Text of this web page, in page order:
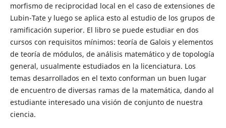
morfismo de reciprocidad local en el caso de extensiones de
Lubin-Tate y luego se aplica esto al estudio de los grupos de
ramificación superior. El libro se puede estudiar en dos
cursos con requisitos mínimos: teoría de Galois y elementos
de teoría de módulos, de análisis matemático y de topología
general, usualmente estudiados en la licenciatura. Los
temas desarrollados en el texto conforman un buen lugar
de encuentro de diversas ramas de la matemática, dando al
estudiante interesado una visión de conjunto de nuestra
ciencia.